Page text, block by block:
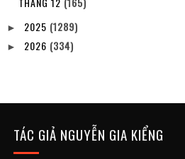
► 2025 (1289)
► 2026 (334)
TÁC GIẢ NGUYỄN GIA KIỂNG